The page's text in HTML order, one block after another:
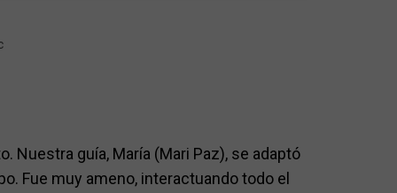
Nuestra guía, María (Mari Paz), se adaptó
Fue muy ameno, interactuando todo el